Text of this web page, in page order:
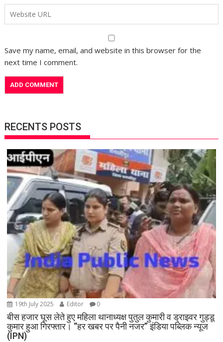
Save my name, email, and website in this browser for the
next time I comment.
RECENTS POSTS
19th July 2025 Editor 0
बीस हजार घूस लेते हुए महिला थानाध्यक्ष पुतुल कुमारी व ड्राइवर गुड्डू
कुमार हुआ गिरफ्तार। “हर खबर पर पैनी नजर” इंडिया पब्लिक न्यूज
(IPN)